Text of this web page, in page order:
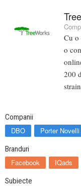
Cu o
o
200
Companii
DBO Porter
Branduri
Facebook IQads
Subiecte